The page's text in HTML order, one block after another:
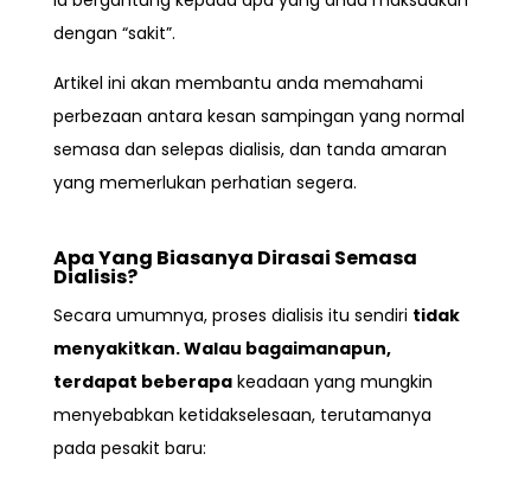
dengan “sakit”.
Artikel ini akan membantu anda memahami
perbezaan antara kesan sampingan yang normal
semasa dan selepas dialisis, dan tanda amaran
yang memerlukan perhatian segera.
Apa Yang Biasanya Dirasai Semasa
Dialisis?
Secara umumnya, proses dialisis itu sendiri tidak
menyakitkan. Walau bagaimanapun,
terdapat beberapakeadaan yang mungkin
menyebabkan ketidakselesaan, terutamanya
pada pesakit baru: